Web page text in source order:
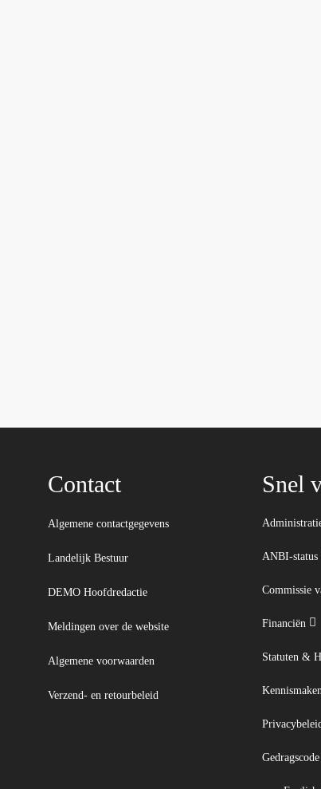
Contact
Algemene contactgegevens
Landelijk Bestuur
DEMO Hoofdredactie
Meldingen over de website
Algemene voorwaarden
Verzend- en retourbeleid
Snel
ANBI-status
Commissie
Financiën
Statuten &
Gedragscode